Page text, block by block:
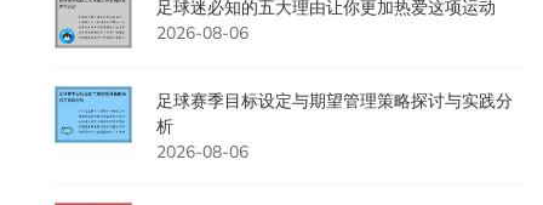
足球迷必知的五大理由让你更加热爱这项运动
2026-08-06
足球赛季目标设定与期望管理策略探讨与实践分
析
2026-08-06